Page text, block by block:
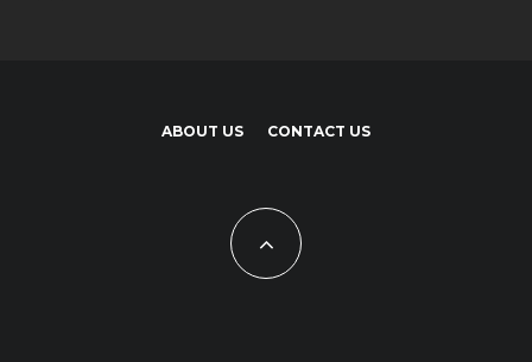
ABOUT US CONTACT US